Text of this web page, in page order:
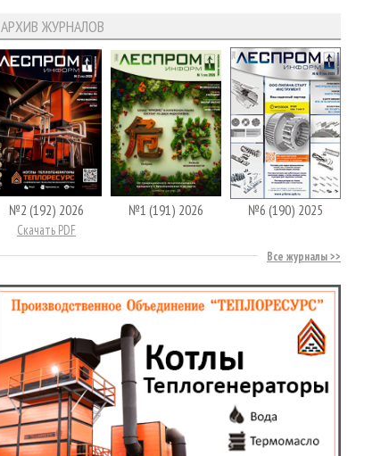
АРХИВ ЖУРНАЛОВ
№2 (192) 2026
Скачать PDF
№1 (191) 2026 №6 (190) 2025
Все журналы